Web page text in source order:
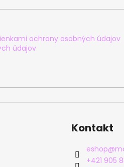
ochrany osobných údajov
údajov
Kontakt
eshop@
+421 905